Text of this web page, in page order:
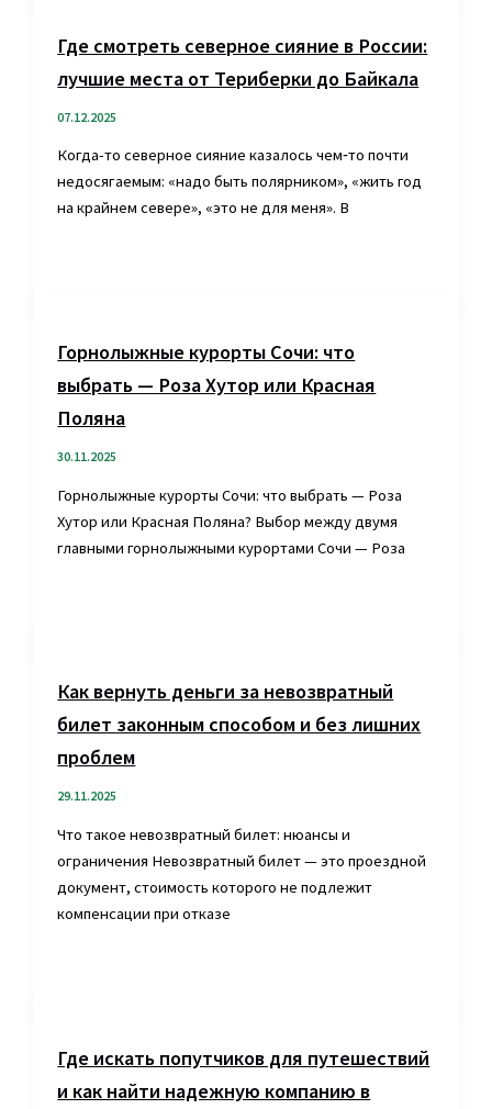
Где смотреть северное сияние в России:
лучшие места от Териберки до Байкала
07.12.2025
Когда-то северное сияние казалось чем‑то почти
недосягаемым: «надо быть полярником», «жить год
на крайнем севере», «это не для меня». В
Горнолыжные курорты Сочи: что
выбрать — Роза Хутор или Красная
Поляна
30.11.2025
Горнолыжные курорты Сочи: что выбрать — Роза
Хутор или Красная Поляна? Выбор между двумя
главными горнолыжными курортами Сочи — Роза
Как вернуть деньги за невозвратный
билет законным способом и без лишних
проблем
29.11.2025
Что такое невозвратный билет: нюансы и
ограничения Невозвратный билет — это проездной
документ, стоимость которого не подлежит
компенсации при отказе
Где искать попутчиков для путешествий
и как найти надежную компанию в